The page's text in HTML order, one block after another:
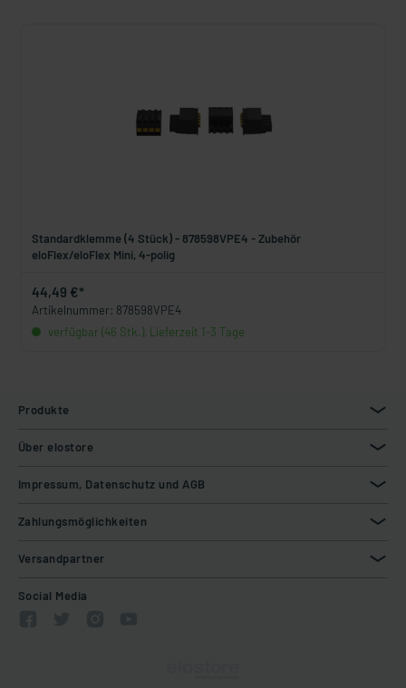
Standardklemme (4 Stück) - 878598VPE4 - Zubehör
eloFlex/eloFlex Mini, 4-polig
44,49 €*
Artikelnummer: 878598VPE4
verfügbar (46 Stk.), Lieferzeit 1-3 Tage
Produkte
Über elostore
Impressum, Datenschutz und AGB
Zahlungsmöglichkeiten
Versandpartner
Social Media